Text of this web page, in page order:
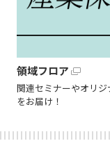
領域フロア
関連セミナーやオリ
をお届け！